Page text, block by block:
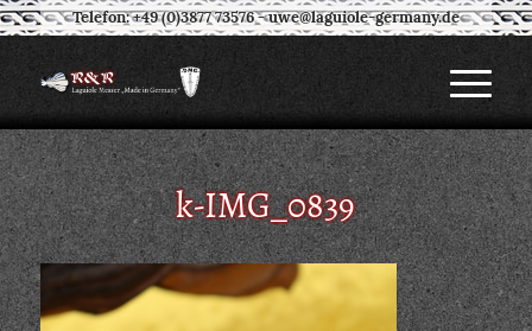
Telefon: +49 (0)3877 73576-uwe@laguiole-germany.de
k-IMG_0839